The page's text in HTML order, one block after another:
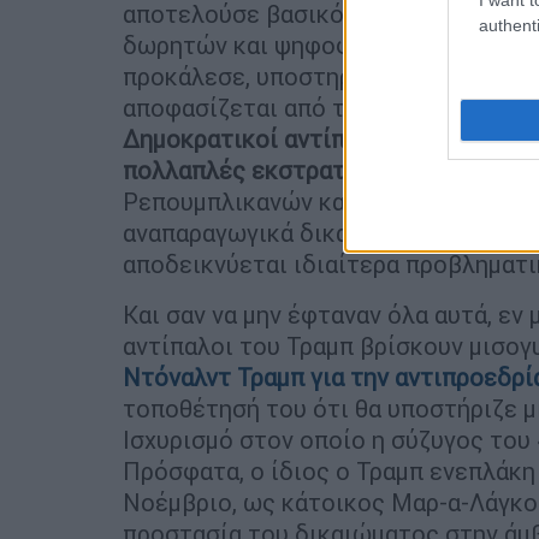
αποτελούσε βασικό στόχο των
δωρητών και ψηφοφόρων-, όσο και
προκάλεσε, υποστηρίζοντας ότι, το
αποφασίζεται από την κάθε
Δημοκρατικοί αντίπαλοί
του έχουν
πολλαπλές εκστρατείες για το θέμα,
Ρεπουμπλικανών καθώς, εκτός των
αναπαραγωγικά δικαιώματα, όπως η
αποδεικνύεται ιδιαίτερα
Και σαν να μην έφταναν όλα αυτά,
αντίπαλοι του Τραμπ βρίσκουν
Ντόναλντ Τραμπ για την
τοποθέτησή του ότι θα υποστήριζε
Ισχυρισμό στον οποίο η σύζυγος του
Πρόσφατα, ο ίδιος ο Τραμπ
Νοέμβριο, ως κάτοικος Μαρ-α-